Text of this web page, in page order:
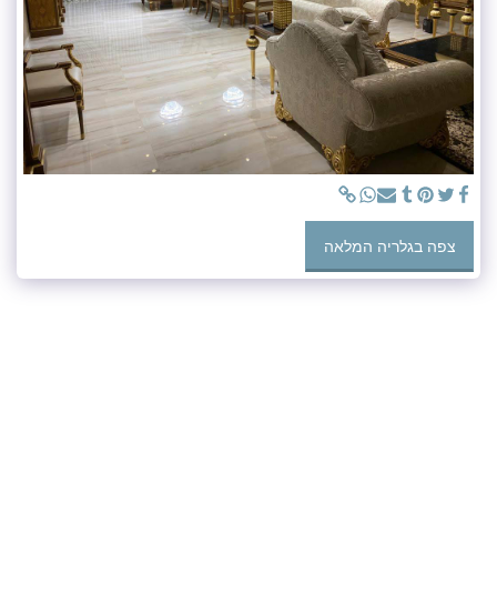
צפה בגלריה המלאה